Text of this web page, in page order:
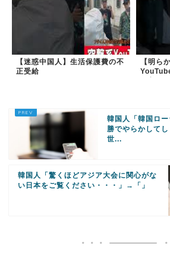
【迷惑中国人】生活保護費の不
正受給
【明ら
韓国人「韓国ロ
勝でやらかして
世...
韓国人「驚くほどアジア大会に関心がな
い日本をご覧ください・・・」→「」